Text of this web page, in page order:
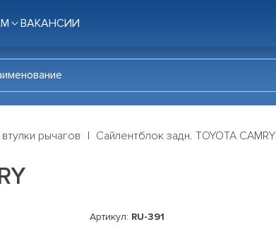
ВАКАНСИИ
рычагов Сайлентблок задн. TOYOTA CAMRY
Артикул: RU-391